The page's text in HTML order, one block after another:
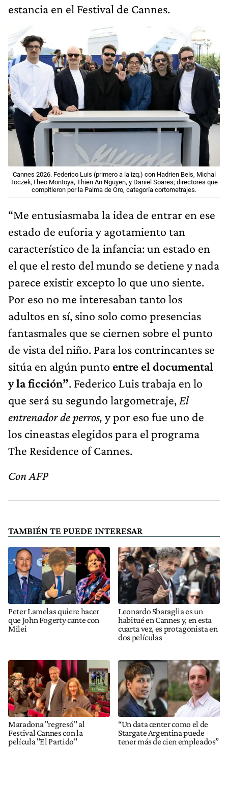
estancia en el Festival de Cannes.
Cannes 2026. Federico Luis (primero a la izq.) con Hadrien Bels, Michal
Toczek,Theo Montoya, Thien An Nguyen, y Daniel Soares; directores que
compitieron por la Palma de Oro, categoría cortometrajes.
“Me entusiasmaba la idea de entrar en ese
estado de euforia y agotamiento tan
característico de la infancia: un estado en
el que el resto del mundo se detiene y nada
parece existir excepto lo que uno siente.
Por eso no me interesaban tanto los
adultos en sí, sino solo como presencias
fantasmales que se ciernen sobre el punto
de vista del niño. Para los contrincantes se
sitúa en algún punto entre el documental
y la ficción”. Federico Luis trabaja en lo
que será su segundo largometraje,El
entrenador de perros, y por eso fue uno de
los cineastas elegidos para el programa
The Residence of Cannes.
Con AFP
TAMBIÉN TE PUEDE INTERESAR
Peter Lamelas quiere hacer
que John Fogerty cante con
Milei
Leonardo Sbaraglia es un
habitué en Cannes y, en esta
cuarta vez, es protagonista en
dos películas
Maradona "regresó" al
Festival Cannes con la
película "El Partido"
“Un data center como el de
Stargate Argentina puede
tener más de cien empleados”